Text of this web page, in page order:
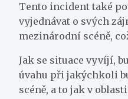
Tento incident také
vyjednávat o svých
mezinárodní scéně,
Jak se situace vyvíjí,
úvahu při jakýchkoli
scéně, a to jak v